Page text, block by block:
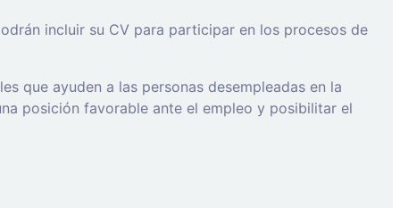
incluir su CV para participar en los procesos de
que ayuden a las personas desempleadas en la
posición favorable ante el empleo y posibilitar el